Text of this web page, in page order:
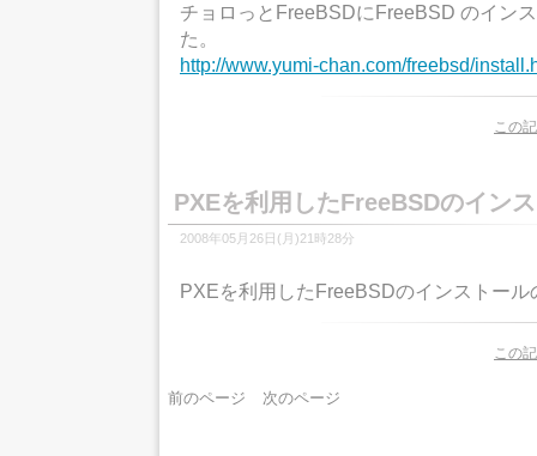
チョロっとFreeBSDにFreeBSD のイン
た。
http://www.yumi-chan.com/freebsd/
この
PXEを利用したFreeBSDのイン
2008年05月26日(月)21時28分
PXEを利用したFreeBSDのインストール
この
前のページ 次のページ